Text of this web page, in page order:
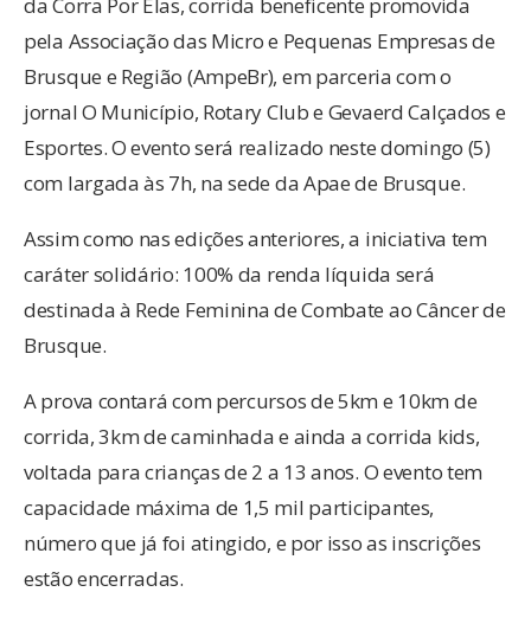
pela Associação das Micro e Pequenas Empresas de
Brusque e Região (AmpeBr), em parceria com o
jornal O Município, Rotary Club e Gevaerd Calçados e
Esportes. O evento será realizado neste domingo (5)
com largada às 7h, na sede da Apae de Brusque.
Assim como nas edições anteriores, a iniciativa tem
caráter solidário: 100% da renda líquida será
destinada à Rede Feminina de Combate ao Câncer de
Brusque.
A prova contará com percursos de 5km e 10km de
corrida, 3km de caminhada e ainda a corrida kids,
voltada para crianças de 2 a 13 anos. O evento tem
capacidade máxima de 1,5 mil participantes,
número que já foi atingido, e por isso as inscrições
estão encerradas.